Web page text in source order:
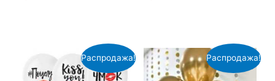
Распродажа! Распродажа!